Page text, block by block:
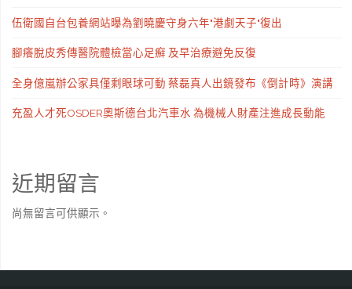
伍衛國自台包養網站曝為劉曉慶守身六年"港劇天子"復出
腳癢脫皮秀傳醫院體檢當心足癬 及早治療避免反復
全身億嵐辦公家具僅剩眼球可動 蔡磊真人出鏡發布《倒計時》演講
充盈人才死OSDER奧斯德台北汽車水 為機械人財產注進成長動能
近期留言
尚無留言可供顯示。